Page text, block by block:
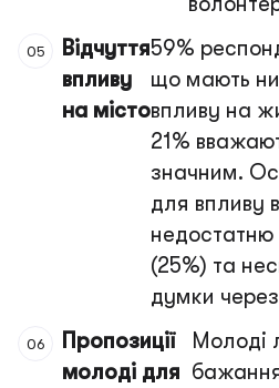
Відчуття
впливу
на місто
59%
що мають
впливу на
21%
значним.
для впливу
недостатню
(25%) та
думки через
Пропозиції
молоді для
Молоді